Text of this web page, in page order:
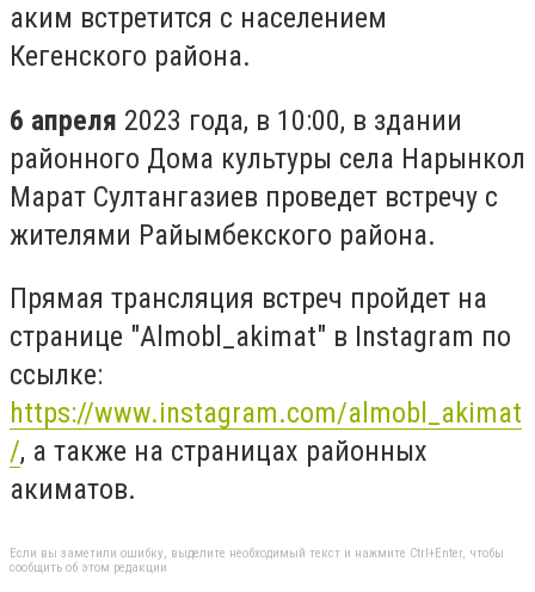
аким встретится с населением
Кегенского района.
6 апреля 2023 года, в 10:00, в здании
районного Дома культуры села Нарынкол
Марат Султангазиев проведет встречу с
жителями Райымбекского района.
Прямая трансляция встреч пройдет на
странице "Almobl_akimat" в Instagram по
ссылке:
https://www.instagram.com/almobl_akimat
/, а также на страницах районных
акиматов.
Если вы заметили ошибку, выделите необходимый текст и нажмите Ctrl+Enter, чтобы
сообщить об этом редакции